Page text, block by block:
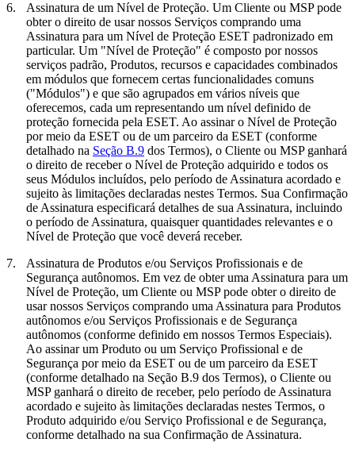
6.
Assinatura de um Nível de Proteção. Um Cliente ou MSP pode
obter o direito de usar nossos Serviços comprando uma
Assinatura para um Nível de Proteção ESET padronizado em
particular. Um "Nível de Proteção" é composto por nossos
serviços padrão, Produtos, recursos e capacidades combinados
em módulos que fornecem certas funcionalidades comuns
("Módulos") e que são agrupados em vários níveis que
oferecemos, cada um representando um nível definido de
proteção fornecida pela ESET. Ao assinar o Nível de Proteção
por meio da ESET ou de um parceiro da ESET (conforme
detalhado na Seção B.9 dos Termos), o Cliente ou MSP ganhará
o direito de receber o Nível de Proteção adquirido e todos os
seus Módulos incluídos, pelo período de Assinatura acordado e
sujeito às limitações declaradas nestes Termos. Sua Confirmação
de Assinatura especificará detalhes de sua Assinatura, incluindo
o período de Assinatura, quaisquer quantidades relevantes e o
Nível de Proteção que você deverá receber.
7.
Assinatura de Produtos e/ou Serviços Profissionais e de
Segurança autônomos. Em vez de obter uma Assinatura para um
Nível de Proteção, um Cliente ou MSP pode obter o direito de
usar nossos Serviços comprando uma Assinatura para Produtos
autônomos e/ou Serviços Profissionais e de Segurança
autônomos (conforme definido em nossos Termos Especiais).
Ao assinar um Produto ou um Serviço Profissional e de
Segurança por meio da ESET ou de um parceiro da ESET
(conforme detalhado na Seção B.9 dos Termos), o Cliente ou
MSP ganhará o direito de receber, pelo período de Assinatura
acordado e sujeito às limitações declaradas nestes Termos, o
Produto adquirido e/ou Serviço Profissional e de Segurança,
conforme detalhado na sua Confirmação de Assinatura.